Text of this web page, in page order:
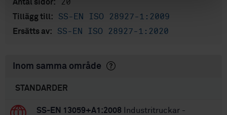
Antal sidor:
Tillägg till: SS-EN ISO 28927-1:2009
Ersätts av: SS-EN ISO 28927-1:2020
Inom samma område
STANDARDER
SS-EN 13059+A1:2008 Industritruckar -